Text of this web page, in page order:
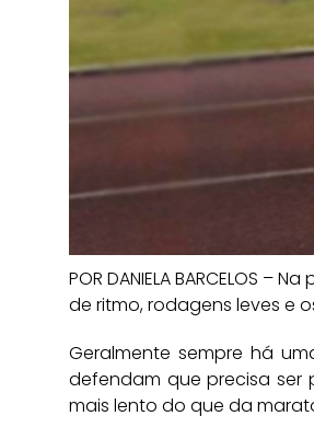
POR DANIELA BARCELOS
de ritmo, rodagens leves e
Geralmente sempre há
defendam que precisa ser
mais lento do que da